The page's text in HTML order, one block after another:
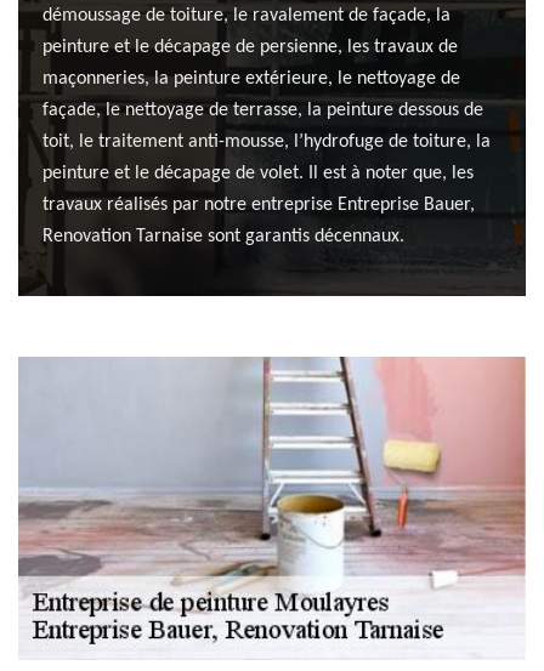
démoussage de toiture, le ravalement de façade, la
peinture et le décapage de persienne, les travaux de
maçonneries, la peinture extérieure, le nettoyage de
façade, le nettoyage de terrasse, la peinture dessous de
toit, le traitement anti-mousse, l’hydrofuge de toiture, la
peinture et le décapage de volet. Il est à noter que, les
travaux réalisés par notre entreprise Entreprise Bauer,
Renovation Tarnaise sont garantis décennaux.